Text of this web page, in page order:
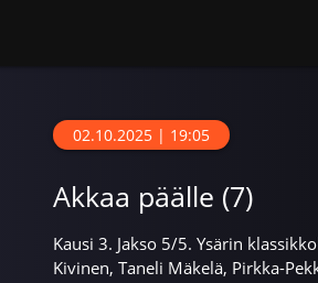
02.10.2025 | 19:05
Akkaa päälle (7)
Kausi 3. Jakso 5/5. Ysärin
Kivinen, Taneli Mäkelä, Pirkka-